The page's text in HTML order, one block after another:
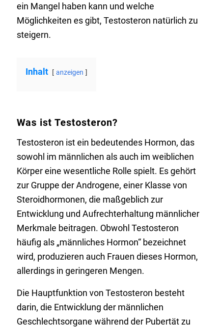
ein Mangel haben kann und welche
Möglichkeiten es gibt, Testosteron natürlich zu
steigern.
Inhalt anzeigen
Was ist Testosteron?
Testosteron ist ein bedeutendes Hormon, das
sowohl im männlichen als auch im weiblichen
Körper eine wesentliche Rolle spielt. Es gehört
zur Gruppe der Androgene, einer Klasse von
Steroidhormonen, die maßgeblich zur
Entwicklung und Aufrechterhaltung männlicher
Merkmale beitragen. Obwohl Testosteron
häufig als „männliches Hormon“ bezeichnet
wird, produzieren auch Frauen dieses Hormon,
allerdings in geringeren Mengen.
Die Hauptfunktion von Testosteron besteht
darin, die Entwicklung der männlichen
Geschlechtsorgane während der Pubertät zu